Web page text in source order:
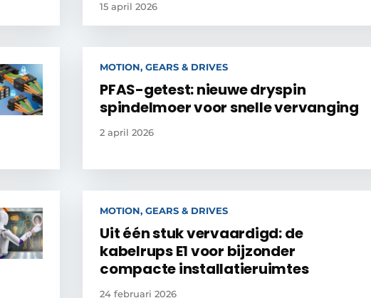
15 april 2026
MOTION, GEARS & DRIVES
PFAS-getest: nieuwe dryspin
spindelmoer voor snelle vervanging
2 april 2026
MOTION, GEARS & DRIVES
Uit één stuk vervaardigd: de
kabelrups E1 voor bijzonder
compacte installatieruimtes
24 februari 2026